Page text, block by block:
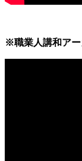
※職業人講和ア